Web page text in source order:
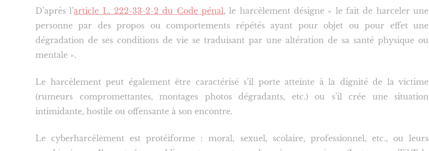
D’après l’article L. 222-33-2-2 du Code pénal, le harcèlement désigne « le fait de harceler une
personne par des propos ou comportements répétés ayant pour objet ou pour effet une
dégradation de ses conditions de vie se traduisant par une altération de sa santé physique ou
mentale ».
Le harcèlement peut également être caractérisé s’il porte atteinte à la dignité de la victime
(rumeurs compromettantes, montages photos dégradants, etc.) ou s’il crée une situation
intimidante, hostile ou offensante à son encontre.
Le cyberharcèlement est protéiforme : moral, sexuel, scolaire, professionnel, etc., ou leurs